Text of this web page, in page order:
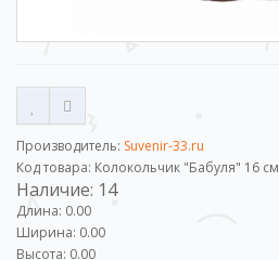
Производитель: Suvenir-33.ru
Код товара: Колокольчик "Бабуля" 16 см
Наличие: 14
Длина: 0.00
Ширина: 0.00
Высота: 0.00